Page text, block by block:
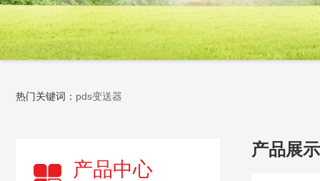
热门关键词： pds变送器
产品中心
产品展示